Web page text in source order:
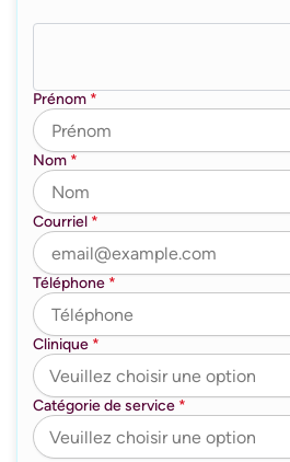
Prénom *
Nom *
Courriel *
Téléphone *
Clinique *
Catégorie de service *